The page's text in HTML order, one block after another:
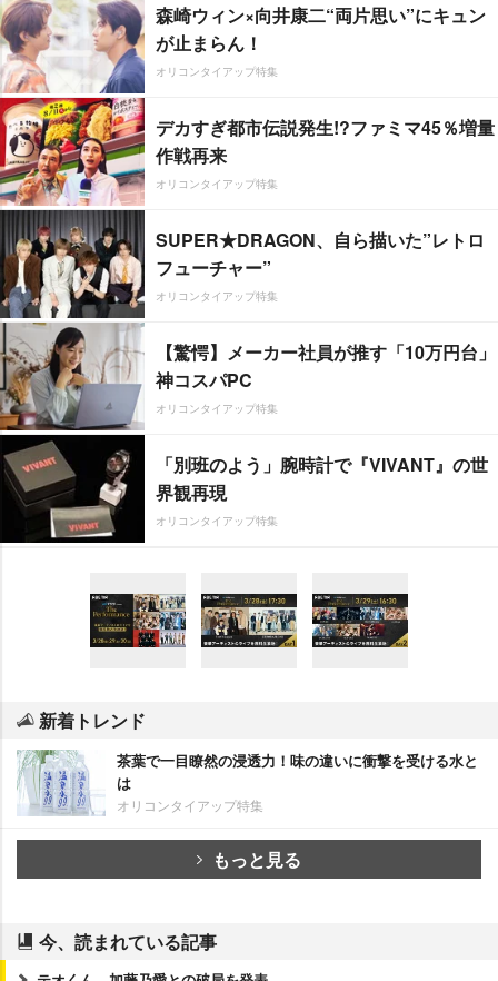
森崎ウィン×向井康二“両片思い”にキュン
が止まらん！
オリコンタイアップ特集
デカすぎ都市伝説発生!?ファミマ45％増量
作戦再来
オリコンタイアップ特集
SUPER★DRAGON、自ら描いた”レトロ
フューチャー”
オリコンタイアップ特集
【驚愕】メーカー社員が推す「10万円台」
神コスパPC
オリコンタイアップ特集
「別班のよう」腕時計で『VIVANT』の世
界観再現
オリコンタイアップ特集
新着トレンド
茶葉で一目瞭然の浸透力！味の違いに衝撃を受ける水と
は
オリコンタイアップ特集
もっと見る
今、読まれている記事